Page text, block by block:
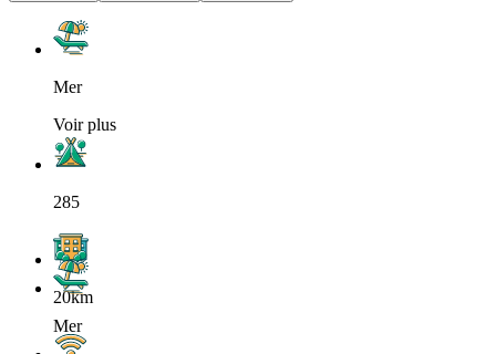
Mer
Voir plus
285
20km
Mer